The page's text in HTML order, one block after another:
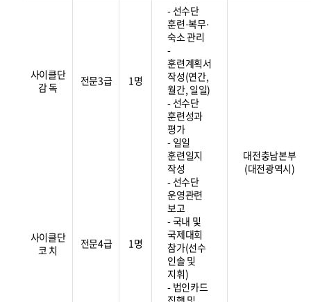
사이클단
감 독
전문3급 1명
- 선수단
훈련·복무·
숙소 관리
-
훈련계획서
작성(연간,
월간, 일일)
- 선수단
훈련성과
평가
- 일일
훈련일지
작성
- 선수단
운영관련
보고
- 국내 및
국제대회
참가(선수
인솔 및
지휘)
- 법인카드
대전충남본부
(대전광역시)
사이클단
코 치
전문4급 1명